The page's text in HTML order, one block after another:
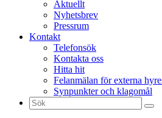
Aktuellt
Nyhetsbrev
Pressrum
Kontakt
Telefonsök
Kontakta oss
Hitta hit
Felanmälan för externa
Synpunkter och klagomål
Sök
efter: